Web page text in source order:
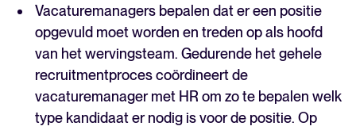
Vacaturemanagers bepalen dat er een positie
opgevuld moet worden en treden op als hoofd
van het wervingsteam. Gedurende het gehele
recruitmentproces coördineert de
vacaturemanager met HR om zo te bepalen welk
type kandidaat er nodig is voor de positie. Op